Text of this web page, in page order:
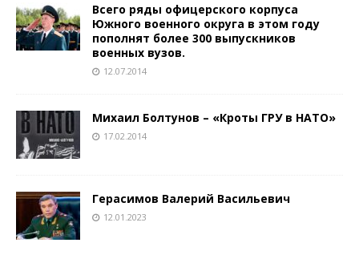
Всего ряды офицерского корпуса
Южного военного округа в этом году
пополнят более 300 выпускников
военных вузов.
12.07.2014
Михаил Болтунов – «Кроты ГРУ в НАТО»
17.02.2014
Герасимов Валерий Васильевич
12.01.2023